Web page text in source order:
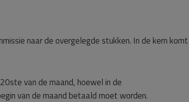
naar de overgelegde stukken. In de kern
van de maand, hoewel in de
van de maand betaald moet worden.